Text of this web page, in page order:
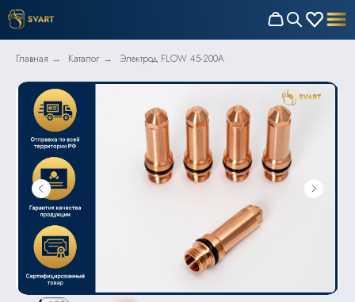
Главная → Каталог → Электрод FLOW 45-200A